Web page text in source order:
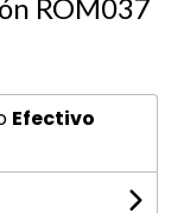
ROM037
Efectivo